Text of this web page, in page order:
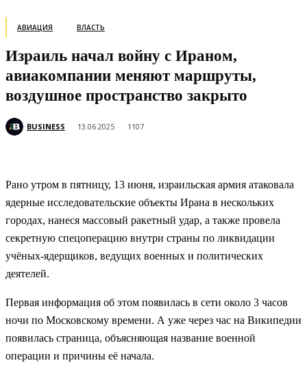
АВИАЦИЯ ВЛАСТЬ
Израиль начал войну с Ираном,
авиакомпании меняют маршруты,
воздушное пространство закрыто
BUSINESS 13.06.2025 1107
Рано утром в пятницу, 13 июня, израильская армия атаковала
ядерные исследовательские объекты Ирана в нескольких
городах, нанеся массовый ракетный удар, а также провела
секретную спецоперацию внутри страны по ликвидации
учёных-ядерщиков, ведущих военных и политических
деятелей.
Первая информация об этом появилась в сети около 3 часов
ночи по Московскому времени. А уже через час на Википедии
появилась страница, объясняющая название военной
операции и причины её начала.